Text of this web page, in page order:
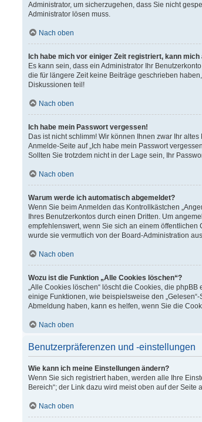
Administrator, um sicherzugehen, dass Sie nicht
Administrator lösen muss.
Nach oben
Ich habe mich vor einiger Zeit registriert, kann
Es kann sein, dass ein Administrator Ihr
die für längere Zeit keine Beiträge geschrieben
Diskussionen teil!
Nach oben
Ich habe mein Passwort vergessen!
Das ist nicht schlimm! Wir können Ihnen zwar Ihr
Anmelde-Seite auf „Ich habe mein Passwort
Sollten Sie trotzdem nicht in der Lage sein, Ihr
Nach oben
Warum werde ich automatisch abgemeldet?
Wenn Sie beim Anmelden das Kontrollkästchen
Ihres Benutzerkontos durch einen Dritten. Um
empfehlenswert, wenn Sie sich an einem öffentlichen
wurde sie vermutlich von der Board-Administration
Nach oben
Wozu ist die Funktion „Alle Cookies löschen“?
„Alle Cookies löschen“ löscht die Cookies, die
einige Funktionen, wie beispielsweise den
Abmeldung haben, kann es helfen, wenn Sie die
Nach oben
Benutzerpräferenzen und -einstellungen
Wie kann ich meine Einstellungen ändern?
Wenn Sie sich registriert haben, werden alle Ihre
Bereich“; der Link dazu wird meist oben auf der
Nach oben